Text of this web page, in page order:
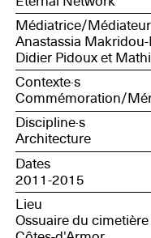
Médiatrice/Médiateur
Anastassia
Didier Pidoux et
Contexte·s
Commémoration/
Discipline·s
Architecture
Dates
2011-2015
Lieu
Ossuaire du cimetière